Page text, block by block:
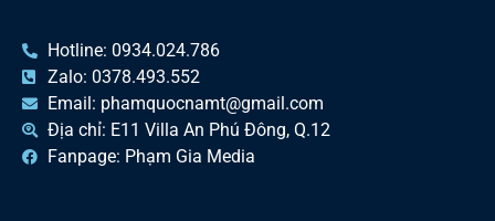
Hotline: 0934.024.786
Zalo: 0378.493.552
Email: phamquocnamt@gmail.com
Địa chỉ: E11 Villa An Phú Đông, Q.12
Fanpage: Phạm Gia Media